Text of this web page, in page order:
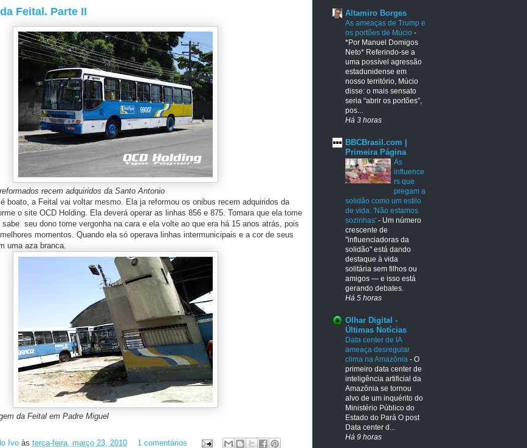
Feital. Parte II
recem adquiridos da Santo Antonio
a Feital vai voltar mesmo. Ela ja reformou os onibus recem adquiridos da
o site OCD Holding. Ela deverá operar as linhas 856 e 875. Tomara que ela tome
seu dono tome vergonha na cara e ela volte ao que era há 15 anos atrás, pois
momentos. Quando ela só operava linhas intermunicipais e a cor de seus
uma aza branca.
em Padre Miguel
Ivo às terça-feira, março 23, 2010 1 comentários
Altamiro Borges
As ameaças de Trump e
os portões de Múcio -
*Por Manuel Domigos
Neto* Referindo-se a
uma possível agressão
estadunidense em
nosso território, Múcio
disse: o mais sensato
seria “abrir os portões”,
pos...
Há 3 horas
BBCBrasil.com |
Primeira Página
As
influence
rs que
pregam a
solidão como um estilo
de vida: 'Não estamos
sozinhas' - Um número
crescente de
"influenciadoras da
solidão" está dando
destaque à vida
solitária sem filhos ou
amigos — e isso está
gerando debates.
Há 5 horas
Olhar Digital -
Últimas Notícias
Data center de IA
ameaça desregular
clima na Amazônia - O
primeiro data center de
inteligência artificial da
Amazônia se tornou
alvo de um inquérito do
Ministério Público do
Estado do Pará O post
Data center d...
Há 9 horas